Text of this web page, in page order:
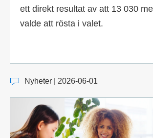
ett direkt resultat av att 13 030
valde att rösta i valet.
Nyheter | 2026-06-01